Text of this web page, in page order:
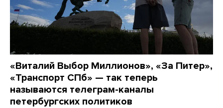
«Виталий Выбор Миллионов», «За Питер»,
«Транспорт СПб» — так теперь
называются телеграм-каналы
петербургских политиков